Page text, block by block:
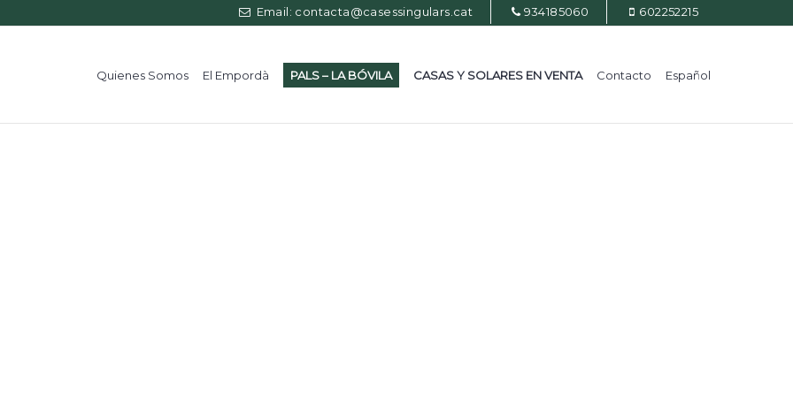
Email: contacta@casessingulars.cat 934185060 602252215
Quienes Somos El Empordà PALS – LA BÓVILA CASAS Y SOLARES EN VENTA Contacto Español